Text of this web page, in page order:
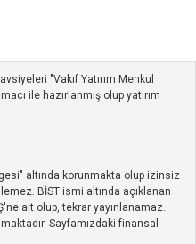
"Vakıf Yatırım Menkul
ile hazırlanmış olup yatırım
altında korunmakta olup izinsiz
BİST ismi altında açıklanan
ait olup, tekrar yayınlanamaz.
Sayfamızdaki finansal